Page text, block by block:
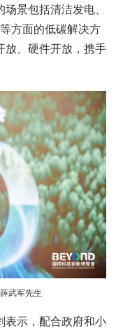
景包括清洁发电、
方面的低碳解决方
放、硬件开放，携手
武军先生
表示，配合政府和小